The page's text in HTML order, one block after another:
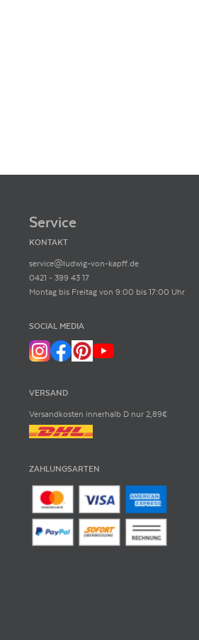
Service
KONTAKT
service@ludwig-von-kapff.de
0421 - 399 43 17
Montag bis Freitag von 9:00 bis 17:00 Uhr
SOCIAL MEDIA
VERSAND
Versandkosten innerhalb D nur 2,89€
ZAHLUNGSARTEN